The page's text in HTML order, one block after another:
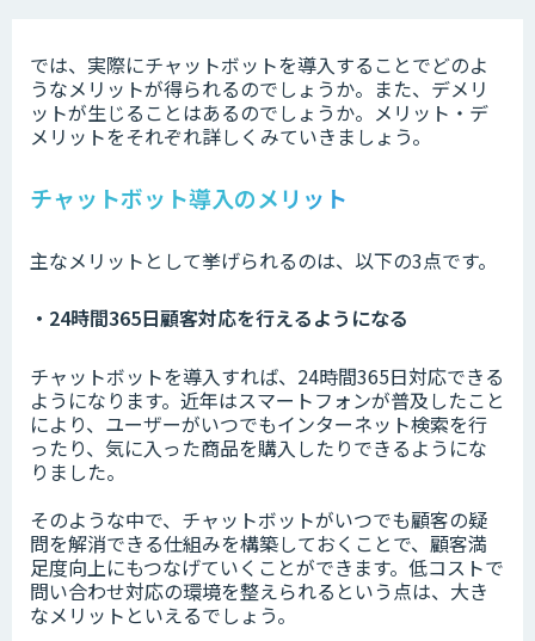
では、実際にチャットボットを導入することでどのよ
うなメリットが得られるのでしょうか。また、デメリ
ットが生じることはあるのでしょうか。メリット・デ
メリットをそれぞれ詳しくみていきましょう。
チャットボット導入のメリット
主なメリットとして挙げられるのは、以下の3点です。
・24時間365日顧客対応を行えるようになる
チャットボットを導入すれば、24時間365日対応できる
ようになります。近年はスマートフォンが普及したこと
により、ユーザーがいつでもインターネット検索を行
ったり、気に入った商品を購入したりできるようにな
りました。
そのような中で、チャットボットがいつでも顧客の疑
問を解消できる仕組みを構築しておくことで、顧客満
足度向上にもつなげていくことができます。低コストで
問い合わせ対応の環境を整えられるという点は、大き
なメリットといえるでしょう。